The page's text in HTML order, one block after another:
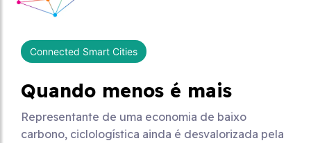
Connected Smart Cities
Quando menos é mais
Representante de uma economia de baixo
carbono, ciclologística ainda é desvalorizada pela